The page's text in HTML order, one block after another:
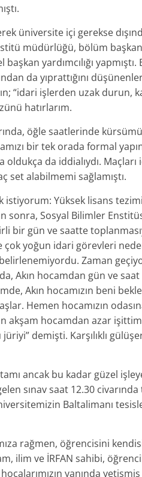
üniversite içi gerekse
müdürlüğü, bölüm
yardımcılığı
da yıprattığını
“idari işlerden uzak durun,
hatırlarım.
öğle saatlerinde
bir tek orada formal
da iddialıydı.
set alabilmemi sağlamıştı.
istiyorum: Yüksek lisans
sonra, Sosyal Bilimler
gün ve saatte
çok yoğun idari görevleri
Zaman
Akın hocamdan gün ve
Akın hocamızın beni
Hemen hocamızın
akşam hocamdan azar
demişti. Karşılıklı
ancak bu kadar güzel
sınav saat 12.30 civarında
Baltalimanı
rağmen, öğrencisini
ilim ve İRFAN sahibi,
yanında yetişmiş